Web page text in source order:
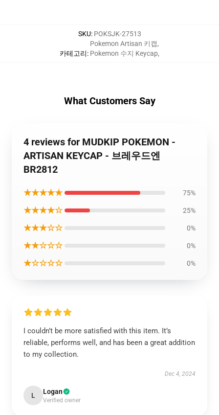
SKU: POKSJK-27513
카테고리:
Pokemon Artisan 키캡,
Pokemon 수지 Keycap,
What Customers Say
4 reviews for MUDKIP POKEMON -
ARTISAN KEYCAP - 브레우드엔
BR2812
★★★★★ 75%
★★★★☆ 25%
★★★☆☆ 0%
★★☆☆☆ 0%
★☆☆☆☆ 0%
I couldn’t be more satisfied with this item. It’s
reliable, performs well, and has been a great addition
to my collection.
Dec 4, 2024
L Logan
Verified owner